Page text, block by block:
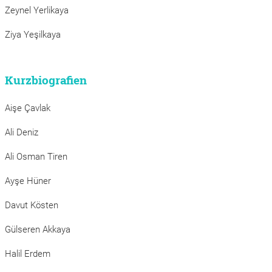
Zeynel Yerlikaya
Ziya Yeşilkaya
Kurzbiografien
Aişe Çavlak
Ali Deniz
Ali Osman Tiren
Ayşe Hüner
Davut Kösten
Gülseren Akkaya
Halil Erdem